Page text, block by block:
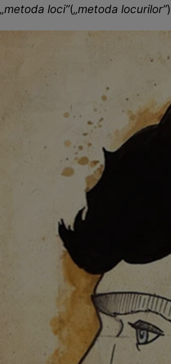
„metoda loci”(„metoda locurilor”